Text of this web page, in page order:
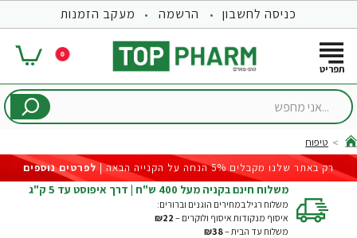
כניסה לחשבון הרשמה מעקב הזמנות
0
...אני
home
טיפוח
רק באתר שלנו מקבלים 5% הנחה על הקנייה הבאה |
לפרטים נוספים
משלוח חינם בקניה מעל 400 ש"ח | דרך איפוסט עד 5 ק"ג
משלוח רגיל במחירים הוגנים וברורים:
איסוף מנקודות איסוף ולוקרים – ₪22
משלוח עד הבית –₪38